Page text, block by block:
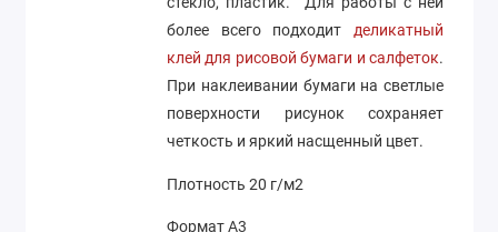
более всего подходит деликатный
клей для рисовой бумаги и салфеток.
При наклеивании бумаги на светлые
поверхности рисунок сохраняет
четкость и яркий насщенный цвет.
Плотность 20 г/м2
Формат А3